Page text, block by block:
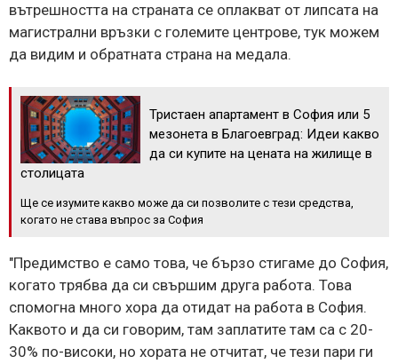
вътрешността на страната се оплакват от липсата на
магистрални връзки с големите центрове, тук можем
да видим и обратната страна на медала.
Тристаен апартамент в София или 5
мезонета в Благоевград: Идеи какво
да си купите на цената на жилище в
столицата
Ще се изумите какво може да си позволите с тези средства,
когато не става въпрос за София
"Предимство е само това, че бързо стигаме до София,
когато трябва да си свършим друга работа. Това
спомогна много хора да отидат на работа в София.
Каквото и да си говорим, там заплатите там са с 20-
30% по-високи, но хората не отчитат, че тези пари ги